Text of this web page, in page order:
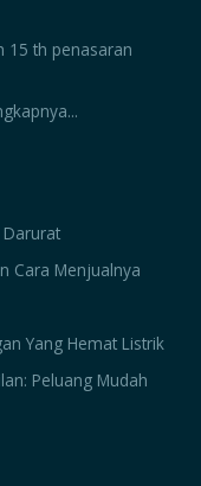
15 th penasaran
Darurat
Cara Menjualnya
Yang Hemat Listrik
Peluang Mudah